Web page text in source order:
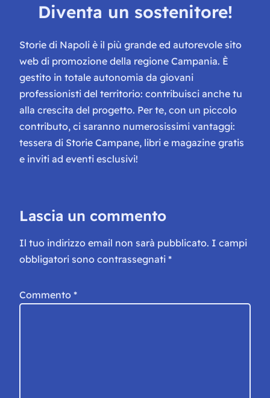
Diventa un sostenitore!
Storie di Napoli è il più grande ed autorevole sito
web di promozione della regione Campania. È
gestito in totale autonomia da giovani
professionisti del territorio: contribuisci anche tu
alla crescita del progetto. Per te, con un piccolo
contributo, ci saranno numerosissimi vantaggi:
tessera di Storie Campane, libri e magazine gratis
e inviti ad eventi esclusivi!
Lascia un commento
Il tuo indirizzo email non sarà pubblicato. I campi
obbligatori sono contrassegnati *
Commento *